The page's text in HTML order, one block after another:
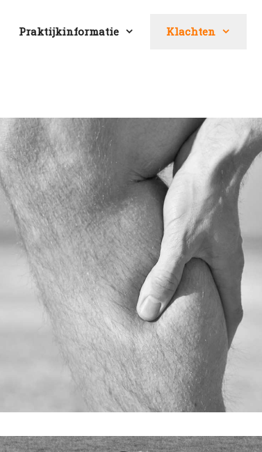
Praktijkinformatie Klachten